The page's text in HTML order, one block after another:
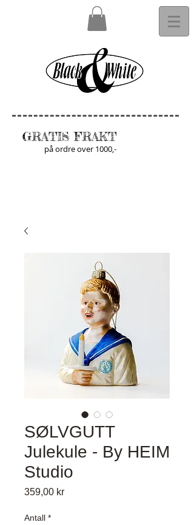
GRATIS FRAKT
på ordre over 1000,-
SØLVGUTT
Julekule - By HEIM
Studio
359,00 krPris
Antall *